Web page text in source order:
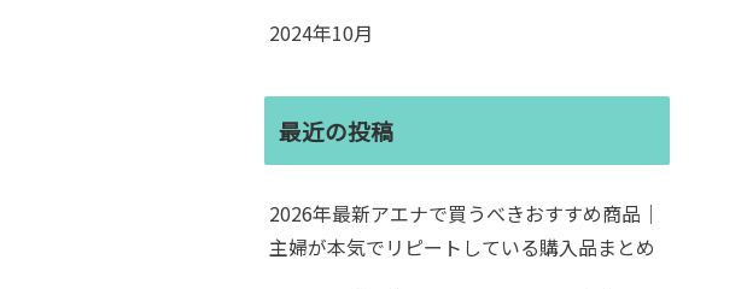
2024年10月
最近の投稿
2026年最新アエナで買うべきおすすめ商品｜
主婦が本気でリピートしている購入品まとめ